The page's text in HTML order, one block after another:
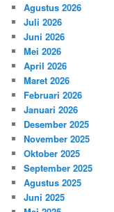
Agustus 2026
Juli 2026
Juni 2026
Mei 2026
April 2026
Maret 2026
Februari 2026
Januari 2026
Desember 2025
November 2025
Oktober 2025
September 2025
Agustus 2025
Juni 2025